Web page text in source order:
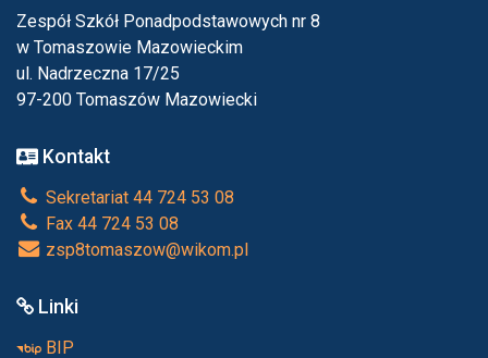
Zespół Szkół Ponadpodstawowych nr 8
w Tomaszowie Mazowieckim
ul. Nadrzeczna 17/25
97-200 Tomaszów Mazowiecki
Kontakt
Sekretariat 44 724 53 08
Fax 44 724 53 08
zsp8tomaszow@wikom.pl
Linki
BIP